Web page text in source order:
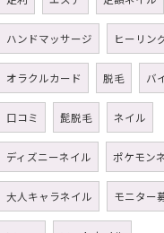
ハンドマッサージ ヒーリン
オラクルカード 脱毛 バ
口コミ 髭脱毛 ネイル
ディズニーネイル ポケモン
大人キャラネイル モニター